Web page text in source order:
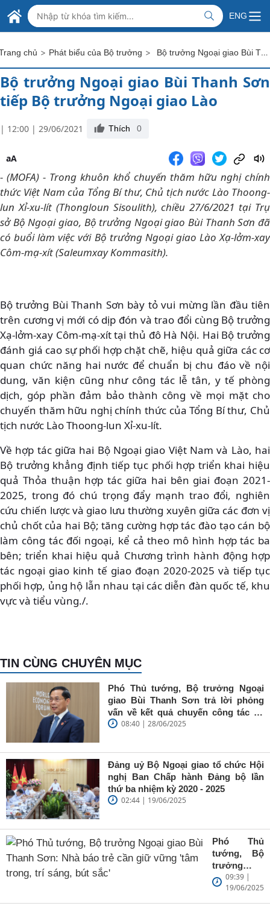
Skip to Main Content
BỘ NGOẠI GIAO VIỆT NAM
MINISTRY OF FOREIGN AFFAIRS
ENG
chủ > Phát biểu của Bộ trưởng > Bộ trưởng Ngoại giao Bùi Thanh Sơn tiếp Bộ trưởng Ngoại giao Lào
Bộ trưởng Ngoại giao Bùi Thanh Sơn
tiếp Bộ trưởng Ngoại giao Lào
| 12:00 | 29/06/2021 Thích 0
aA
- (MOFA) - Trong khuôn khổ chuyến thăm hữu nghị chính
thức Việt Nam của Tổng Bí thư, Chủ tịch nước Lào Thoong-
lun Xỉ-xu-lít (Thongloun Sisoulith), chiều 27/6/2021 tại Trụ
sở Bộ Ngoại giao, Bộ trưởng Ngoại giao Bùi Thanh Sơn đã
có buổi làm việc với Bộ trưởng Ngoại giao Lào Xạ-lởm-xay
Côm-mạ-xít (Saleumxay Kommasith).
Bộ trưởng Bùi Thanh Sơn bày tỏ vui mừng lần đầu tiên
trên cương vị mới có dịp đón và trao đổi cùng Bộ trưởng
Xạ-lởm-xay Côm-mạ-xít tại thủ đô Hà Nội. Hai Bộ trưởng
đánh giá cao sự phối hợp chặt chẽ, hiệu quả giữa các cơ
quan chức năng hai nước để chuẩn bị chu đáo về nội
dung, văn kiện cũng như công tác lễ tân, y tế phòng
dịch, góp phần đảm bảo thành công về mọi mặt cho
chuyến thăm hữu nghị chính thức của Tổng Bí thư, Chủ
tịch nước Lào Thoong-lun Xỉ-xu-lít.
Về hợp tác giữa hai Bộ Ngoại giao Việt Nam và Lào, hai
Bộ trưởng khẳng định tiếp tục phối hợp triển khai hiệu
quả Thỏa thuận hợp tác giữa hai bên giai đoạn 2021-
2025, trong đó chú trọng đẩy mạnh trao đổi, nghiên
cứu chiến lược và giao lưu thường xuyên giữa các đơn vị
chủ chốt của hai Bộ; tăng cường hợp tác đào tạo cán bộ
làm công tác đối ngoại, kể cả theo mô hình hợp tác ba
bên; triển khai hiệu quả Chương trình hành động hợp
tác ngoại giao kinh tế giao đoạn 2020-2025 và tiếp tục
phối hợp, ủng hộ lẫn nhau tại các diễn đàn quốc tế, khu
vực và tiểu vùng./.
TIN CÙNG CHUYÊN MỤC
Phó Thủ tướng, Bộ trưởng Ngoại
giao Bùi Thanh Sơn trả lời phỏng
vấn về kết quả chuyến công tác tại
Trung Quốc của Thủ tướng Chính
08:40 | 28/06/2025
Đảng uỷ Bộ Ngoại giao tổ chức Hội
nghị Ban Chấp hành Đảng bộ lần
thứ ba nhiệm kỳ 2020 - 2025
02:44 | 19/06/2025
Phó Thủ
tướng, Bộ
trưởng
Ngoại giao
Bùi Thanh
Sơn: Nhà
09:39 |
19/06/2025